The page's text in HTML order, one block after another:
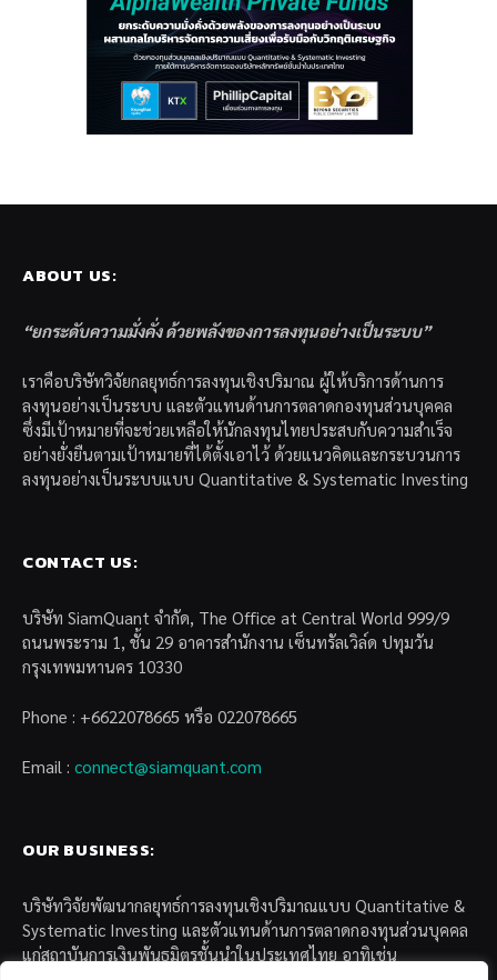
ABOUT US:
“ยกระดับความมั่งคั่ง ด้วยพลังของการลงทุนอย่างเป็นระบบ”
เราคือบริษัทวิจัยกลยุทธ์การลงทุนเชิงปริมาณ ผู้ให้บริการด้านการ
ลงทุนอย่างเป็นระบบ และตัวแทนด้านการตลาดกองทุนส่วนบุคคล
ซึ่งมีเป้าหมายที่จะช่วยเหลือให้นักลงทุนไทยประสบกับความสำเร็จ
อย่างยั่งยืนตามเป้าหมายที่ได้ตั้งเอาไว้ ด้วยแนวคิดและกระบวนการ
ลงทุนอย่างเป็นระบบแบบ Quantitative & Systematic Investing
CONTACT US:
บริษัท SiamQuant จำกัด, The Office at Central World 999/9
ถนนพระราม 1, ชั้น 29 อาคารสำนักงาน เซ็นทรัลเวิล์ด ปทุมวัน
กรุงเทพมหานคร 10330
Phone : +6622078665 หรือ 022078665
Email : connect@siamquant.com
OUR BUSINESS:
บริษัทวิจัยพัฒนากลยุทธ์การลงทุนเชิงปริมาณแบบ Quantitative &
Systematic Investing และตัวแทนด้านการตลาดกองทุนส่วนบุคคล
แก่สถาบันการเงินพันธมิตรชั้นนำในประเทศไทย อาทิเช่น